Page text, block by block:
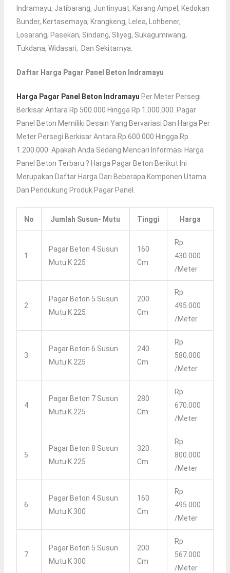
Indramayu, Jatibarang, Juntinyuat, Karang Ampel, Kedokan
Bunder, Kertasemaya, Krangkeng, Lelea, Lohbener,
Losarang, Pasekan, Sindang, Sliyeg, Sukagumiwang,
Tukdana, Widasari, Dan Sekitarnya.
Daftar Harga Pagar Panel Beton Indramayu
Harga Pagar Panel Beton Indramayu Per Meter Persegi
Berkisar Antara Rp 500.000 Hingga Rp 1.000.000. Pagar
Panel Beton Memiliki Desain Yang Bervariasi Dan Harga Per
Meter Persegi Berkisar Antara Rp 600.000 Hingga Rp
1.200.000. Apakah Anda Sedang Mencari Informasi Harga
Panel Beton Terbaru ? Harga Pagar Beton Berikut Ini
Merupakan Daftar Harga Dari Beberapa Komponen Utama
Dan Pendukung Produk Pagar Panel.
No Jumlah Susun- Mutu Tinggi Harga
1
Pagar Beton 4 Susun
Mutu K 225
160
Cm
Rp
430.000
/meter
2
Pagar Beton 5 Susun
Mutu K 225
200
Cm
Rp
495.000
/meter
3
Pagar Beton 6 Susun
Mutu K 225
240
Cm
Rp
580.000
/meter
4
Pagar Beton 7 Susun
Mutu K 225
280
Cm
Rp
670.000
/meter
5
Pagar Beton 8 Susun
Mutu K 225
320
Cm
Rp
800.000
/meter
6
Pagar Beton 4 Susun
Mutu K 300
160
Cm
Rp
495.000
/meter
7
Pagar Beton 5 Susun
Mutu K 300
200
Cm
Rp
567.000
/meter